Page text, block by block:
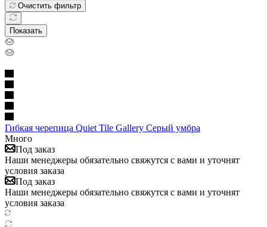
Очистить фильтр
Показать
Гибкая черепица Quiet Tile Gallery Серый умбра
Много
Под заказ
Наши менеджеры обязательно свяжутся с вами и уточнят
условия заказа
Под заказ
Наши менеджеры обязательно свяжутся с вами и уточнят
условия заказа